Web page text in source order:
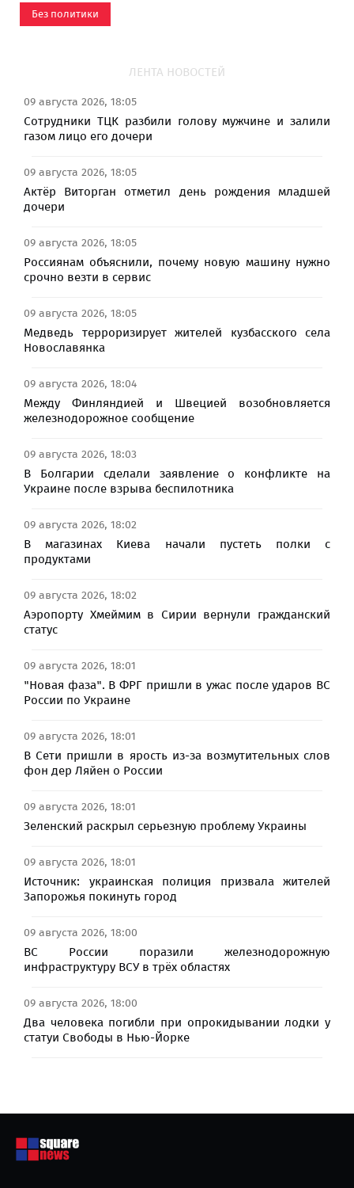
Без политики
ЛЕНТА НОВОСТЕЙ
09 августа 2026, 18:05
Сотрудники ТЦК разбили голову мужчине и залили
газом лицо его дочери
09 августа 2026, 18:05
Актёр Виторган отметил день рождения младшей
дочери
09 августа 2026, 18:05
Россиянам объяснили, почему новую машину нужно
срочно везти в сервис
09 августа 2026, 18:05
Медведь терроризирует жителей кузбасского села
Новославянка
09 августа 2026, 18:04
Между Финляндией и Швецией возобновляется
железнодорожное сообщение
09 августа 2026, 18:03
В Болгарии сделали заявление о конфликте на
Украине после взрыва беспилотника
09 августа 2026, 18:02
В магазинах Киева начали пустеть полки с
продуктами
09 августа 2026, 18:02
Аэропорту Хмеймим в Сирии вернули гражданский
статус
09 августа 2026, 18:01
"Новая фаза". В ФРГ пришли в ужас после ударов ВС
России по Украине
09 августа 2026, 18:01
В Сети пришли в ярость из-за возмутительных слов
фон дер Ляйен о России
09 августа 2026, 18:01
Зеленский раскрыл серьезную проблему Украины
09 августа 2026, 18:01
Источник: украинская полиция призвала жителей
Запорожья покинуть город
09 августа 2026, 18:00
ВС России поразили железнодорожную
инфраструктуру ВСУ в трёх областях
09 августа 2026, 18:00
Два человека погибли при опрокидывании лодки у
статуи Свободы в Нью-Йорке